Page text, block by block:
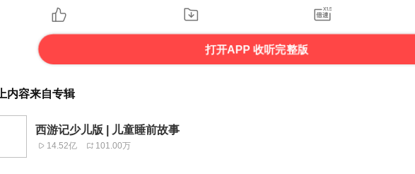
打开APP 收听完整版
内容来自专辑
西游记少儿版 | 儿童睡前故事
14.52亿 101.00万